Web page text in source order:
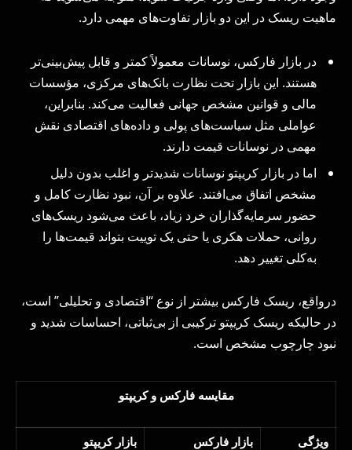
ماهیت ریسک در این دو بازار تفاوت‌های مهمی دارد.
در بازار فارکس، نوسانات معمولاً کمتر و قابل پیش‌بینی‌تر
هستند. این بازار تحت نظارت بانک‌های مرکزی، مؤسسات
مالی و قوانین مشخص جهانی فعالیت می‌کند. بنابراین،
عواملی مثل سیاست‌های پولی و داده‌های اقتصادی نقش
مهمی در نوسانات قیمت دارند.
اما در بازار کریپتو نوسانات شدیدتر و اغلب بدون دلیل
مشخص اتفاق می‌افتند. علاوه بر آن، نبود نظارت کامل و
حضور سرمایه‌گذاران خرد زیاد، باعث می‌شود ریسک‌های
روانی، حملات هکری یا حتی یک توییت بتواند قیمت‌ها را
به‌کلی تغییر دهد.
درواقع، ریسک فارکس بیشتر از نوع “اقتصادی و تحلیلی” است،
در حالیکه ریسک کریپتو ترکیبی از بی‌ثباتی، احساسات شدید و
نبود چارچوب مشخص است.
مقایسه فارکس و کریپتو
ویژگی بازار فارکس
بازار کریپتو